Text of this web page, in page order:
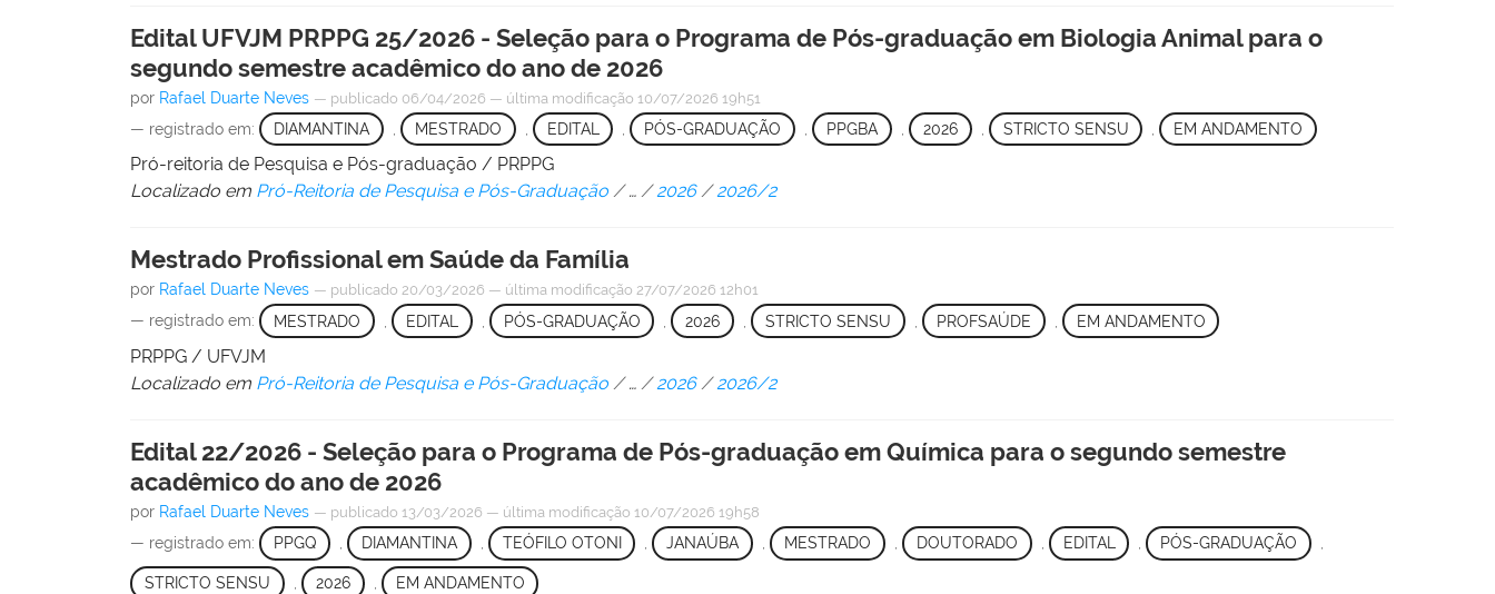
Edital UFVJM PRPPG 25/2026 - Seleção para o Programa de Pós-graduação em Biologia Animal para o
segundo semestre acadêmico do ano de 2026
por Rafael Duarte Neves — publicado 06/04/2026 — última modificação 10/07/2026 19h51
— registrado em: DIAMANTINA MESTRADO EDITAL , PÓS-GRADUAÇÃO , PPGBA 2026 STRICTO SENSU , EM ANDAMENTO
Pró-reitoria de Pesquisa e Pós-graduação / PRPPG
Localizado em Pró-Reitoria de Pesquisa e Pós-Graduação /…/2026 /2026/2
Mestrado Profissional em Saúde da Família
por Rafael Duarte Neves — publicado 20/03/2026 — última modificação 27/07/2026 12h01
— registrado em: MESTRADO EDITAL PÓS-GRADUAÇÃO , 2026 , STRICTO SENSU PROFSAÚDE EM ANDAMENTO
PRPPG / UFVJM
Localizado em Pró-Reitoria de Pesquisa e Pós-Graduação /…/2026 /2026/2
Edital 22/2026 - Seleção para o Programa de Pós-graduação em Química para o segundo semestre
acadêmico do ano de 2026
por Rafael Duarte Neves — publicado 13/03/2026 — última modificação 10/07/2026 19h58
— registrado em: PPGQ , DIAMANTINA , TEÓFILO OTONI , JANAÚBA , MESTRADO , DOUTORADO , EDITAL , PÓS-GRADUAÇÃO ,
STRICTO SENSU 2026 EM ANDAMENTO